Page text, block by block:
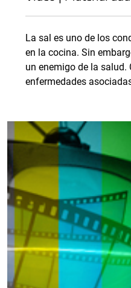
La sal es uno de los
en la cocina. Sin
un enemigo de la salud.
enfermedades